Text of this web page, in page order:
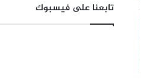
تابعنا على فيسبوك